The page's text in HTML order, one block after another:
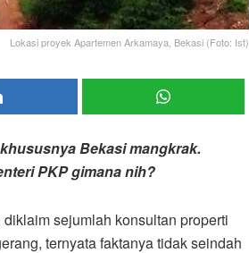
Lokasi proyek Apartemen Arkamaya, Bekasi (Foto: Ist)
Bekasi mangkrak.
PKP gimana nih?
sejumlah konsultan properti
ternyata faktanya tidak seindah